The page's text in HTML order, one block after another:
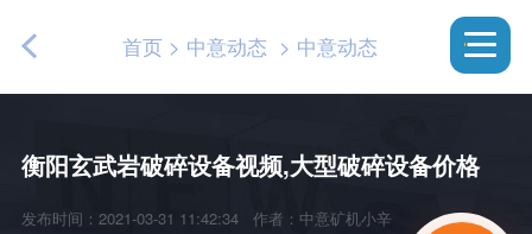
首页> 中意动态 > 中意动态
衡阳玄武岩破碎设备视频,大型破碎设备价格
发布时间：2021-03-31 11:42:34 作者：中意矿机小辛